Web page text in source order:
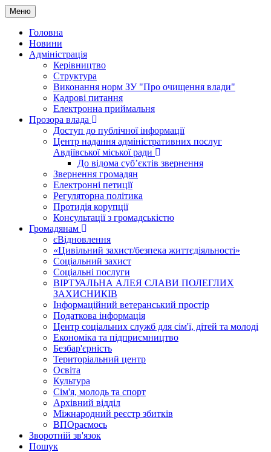
Меню
Головна
Новини
Адміністрація
Керівництво
Структура
Виконання норм ЗУ "Про очищення влади"
Кадрові питання
Електронна приймальня
Прозора влада
Доступ до публічної інформації
Центр надання адміністративних послуг
Авдіївської міської ради
До відома суб’єктів звернення
Звернення громадян
Електронні петиції
Регуляторна політика
Протидія корупції
Консультації з громадськістю
Громадянам
єВідновлення
«Цивільний захист/безпека життєдіяльності»
Соціальний захист
Соціальні послуги
ВІРТУАЛЬНА АЛЕЯ СЛАВИ ПОЛЕГЛИХ
ЗАХИСНИКІВ
Інформаційний ветеранський простір
Податкова інформація
Центр соціальних служб для сім'ї, дітей та молоді
Економіка та підприємництво
Безбар'єрність
Територіальний центр
Освіта
Культура
Сім'я, молодь та спорт
Архівний відділ
Міжнародний реєстр збитків
ВПОраємось
Зворотній зв'язок
Пошук